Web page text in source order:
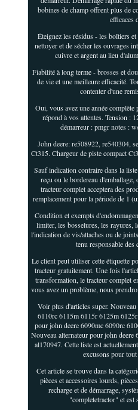
bobines de champ offrent plus de
efficaces
Éteignez les résidus - les boîtiers
nettoyer et de sécher les ouvrages
cuivre et argent au lieu
Fiabilité à long terme - brosses et
de vie et une meilleure efficacité.
contenter d'une
Oui, vous avez une année
répond à vos attentes. Tension :
démarreur : pmgr notes :
John deere: re508922, re540304,
Ct315. Chargeur de piste compact
Sauf indication contraire dans la
reçu ou le bordereau
tracteur complet acceptera des
remplacement pour la période de 1
Condition et exempts
limiter, les bosselures, les rayures,
l'indication de vis/attaches ou de
tenu responsable
Le client peut utiliser cette étiquette
tracteur gratuitement. Une fois
transformation, le tracteur complet
vous avez un problème, nous
Voir plus d'articles super.
6110rc 6115m 6115r 6125m
pour john deere 6090mc 6090rc
Nouveau alternateur pour john
al170947. Cette liste est
excusons pour tout
Cet article se trouve dans la
pièces et accessoires lourds,
recharge et de démarrage,
"completetractor" et est